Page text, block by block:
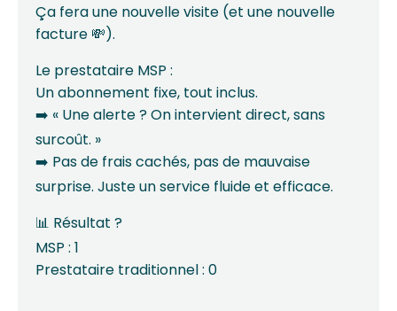
Ça fera une nouvelle visite (et une nouvelle
facture 💸).
Le prestataire MSP :
Un abonnement fixe, tout inclus.
➡️ « Une alerte ? On intervient direct, sans
surcoût. »
➡️ Pas de frais cachés, pas de mauvaise
surprise. Juste un service fluide et efficace.
📊 Résultat ?
MSP : 1
Prestataire traditionnel : 0